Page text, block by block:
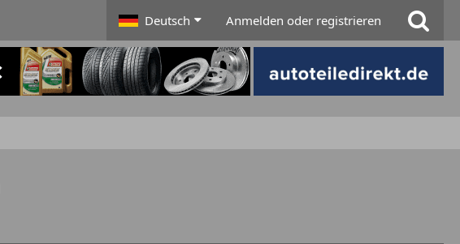
Deutsch Anmelden oder registrieren